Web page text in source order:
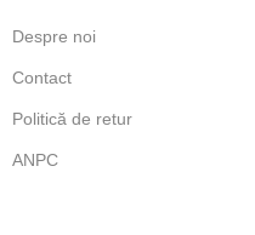
Despre noi
Contact
Politică de retur
ANPC